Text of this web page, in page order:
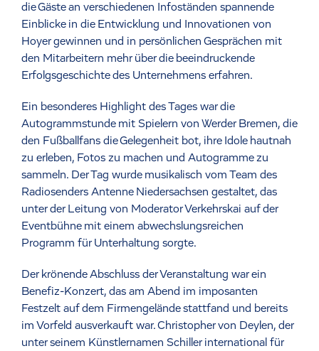
die Gäste an verschiedenen Infoständen spannende
Einblicke in die Entwicklung und Innovationen von
Hoyer gewinnen und in persönlichen Gesprächen mit
den Mitarbeitern mehr über die beeindruckende
Erfolgsgeschichte des Unternehmens erfahren.
Ein besonderes Highlight des Tages war die
Autogrammstunde mit Spielern von Werder Bremen, die
den Fußballfans die Gelegenheit bot, ihre Idole hautnah
zu erleben, Fotos zu machen und Autogramme zu
sammeln. Der Tag wurde musikalisch vom Team des
Radiosenders Antenne Niedersachsen gestaltet, das
unter der Leitung von Moderator Verkehrskai auf der
Eventbühne mit einem abwechslungsreichen
Programm für Unterhaltung sorgte.
Der krönende Abschluss der Veranstaltung war ein
Benefiz-Konzert, das am Abend im imposanten
Festzelt auf dem Firmengelände stattfand und bereits
im Vorfeld ausverkauft war. Christopher von Deylen, der
unter seinem Künstlernamen Schiller international für